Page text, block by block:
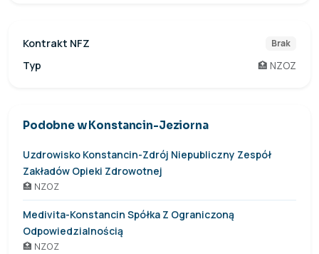
Kontrakt NFZ Brak
Typ 🏥 NZOZ
Podobne w Konstancin-Jeziorna
Uzdrowisko Konstancin-Zdrój Niepubliczny Zespół
Zakładów Opieki Zdrowotnej
🏥 NZOZ
Medivita-Konstancin Spółka Z Ograniczoną
Odpowiedzialnością
🏥 NZOZ